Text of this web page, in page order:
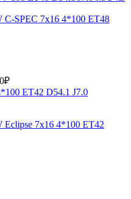
C-SPEC 7x16 4*100 ET48
Eclipse 7x16 4*100 ET42